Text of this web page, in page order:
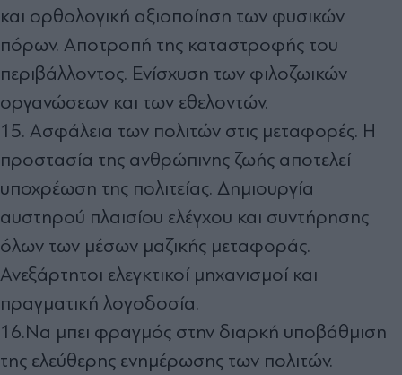
και ορθολογική αξιοποίηση των φυσικών
πόρων. Αποτροπή της καταστροφής του
περιβάλλοντος. Ενίσχυση των φιλοζωικών
οργανώσεων και των εθελοντών.
15. Ασφάλεια των πολιτών στις μεταφορές. Η
προστασία της ανθρώπινης ζωής αποτελεί
υποχρέωση της πολιτείας. Δημιουργία
αυστηρού πλαισίου ελέγχου και συντήρησης
όλων των μέσων μαζικής μεταφοράς.
Ανεξάρτητοι ελεγκτικοί μηχανισμοί και
πραγματική λογοδοσία.
16.Να μπει φραγμός στην διαρκή υποβάθμιση
της ελεύθερης ενημέρωσης των πολιτών.